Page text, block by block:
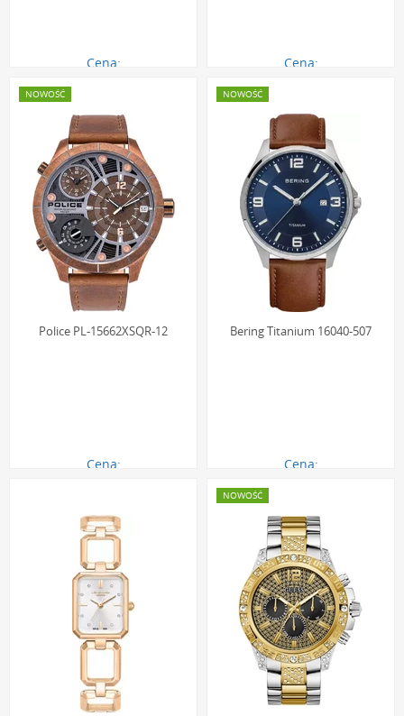
Cena:
Cena:
Police PL-15662XSQR-12
Cena:
NOWOŚĆ
Bering Titanium 16040-507
Cena:
NOWOŚĆ
NOWOŚĆ